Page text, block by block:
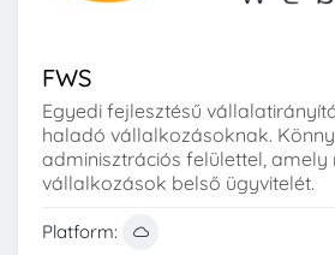
FWS
Egyedi fejlesztésű
haladó vállalkozásoknak.
adminisztrációs felülettel, amely
vállalkozások belső ügyvitelét.
Platform: